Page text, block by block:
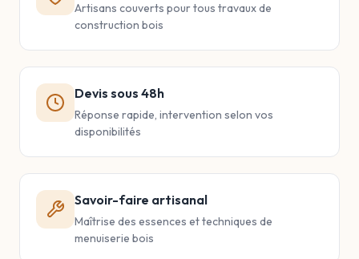
Artisans couverts pour tous travaux de
construction bois
Devis sous 48h
Réponse rapide, intervention selon vos
disponibilités
Savoir-faire artisanal
Maîtrise des essences et techniques de
menuiserie bois